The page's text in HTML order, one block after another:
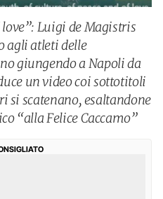
Luigi de Magistris
agli atleti delle
giungendo a Napoli da
un video coi sottotitoli
si scatenano, esaltandone
“alla Felice Caccamo”